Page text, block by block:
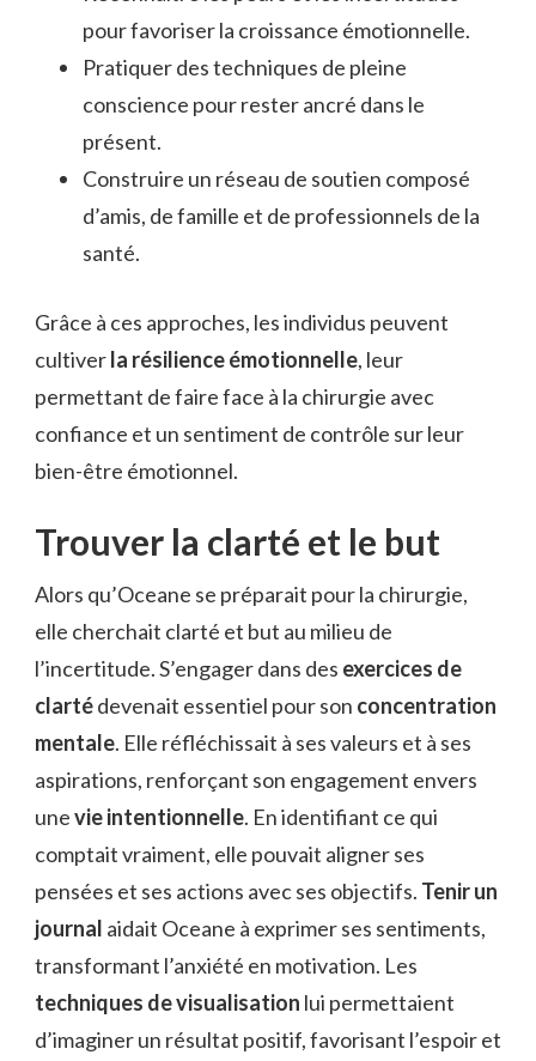
pour favoriser la croissance émotionnelle.
Pratiquer des techniques de pleine
conscience pour rester ancré dans le
présent.
Construire un réseau de soutien composé
d’amis, de famille et de professionnels de la
santé.
Grâce à ces approches, les individus peuvent
cultiverla résilience émotionnelle, leur
permettant de faire face à la chirurgie avec
confiance et un sentiment de contrôle sur leur
bien-être émotionnel.
Trouver la clarté et le but
Alors qu’Oceane se préparait pour la chirurgie,
elle cherchait clarté et but au milieu de
l’incertitude. S’engager dans des exercices de
clartédevenait essentiel pour son concentration
mentale. Elle réfléchissait à ses valeurs et à ses
aspirations, renforçant son engagement envers
unevie intentionnelle. En identifiant ce qui
comptait vraiment, elle pouvait aligner ses
pensées et ses actions avec ses objectifs. Tenir un
journal aidait Oceane à exprimer ses sentiments,
transformant l’anxiété en motivation. Les
techniques de visualisation lui permettaient
d’imaginer un résultat positif, favorisant l’espoir et